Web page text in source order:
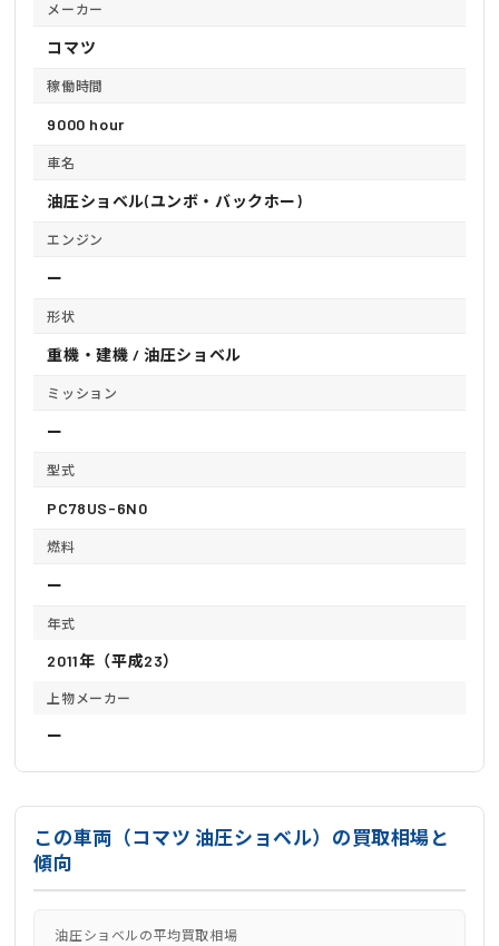
メーカー
コマツ
稼働時間
9000 hour
車名
油圧ショベル(ユンボ・バックホー)
エンジン
ー
形状
重機・建機 / 油圧ショベル
ミッション
ー
型式
PC78US-6N0
燃料
ー
年式
2011年（平成23）
上物メーカー
ー
この車両（コマツ 油圧ショベル）の買取相場と
傾向
油圧ショベルの平均買取相場